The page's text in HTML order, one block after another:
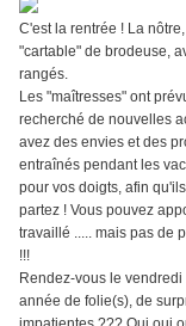
C'est la rentrée ! La
"cartable" de brodeuse,
rangés.
Les "maîtresses" ont
recherché de nouvelles
avez des envies et des
entraînés pendant les
pour vos doigts, afin
partez ! Vous pouvez
travaillé ..... mais pas de
!!!
Rendez-vous le
année de folie(s), de